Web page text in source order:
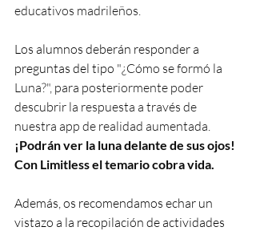
educativos madrileños.
Los alumnos deberán responder a
preguntas del tipo "¿Cómo se formó la
Luna?", para posteriormente poder
descubrir la respuesta a través de
nuestra app de realidad aumentada.
¡Podrán ver la luna delante de sus ojos!
Con Limitless el temario cobra vida.
Además, os recomendamos echar un
vistazo a la recopilación de actividades